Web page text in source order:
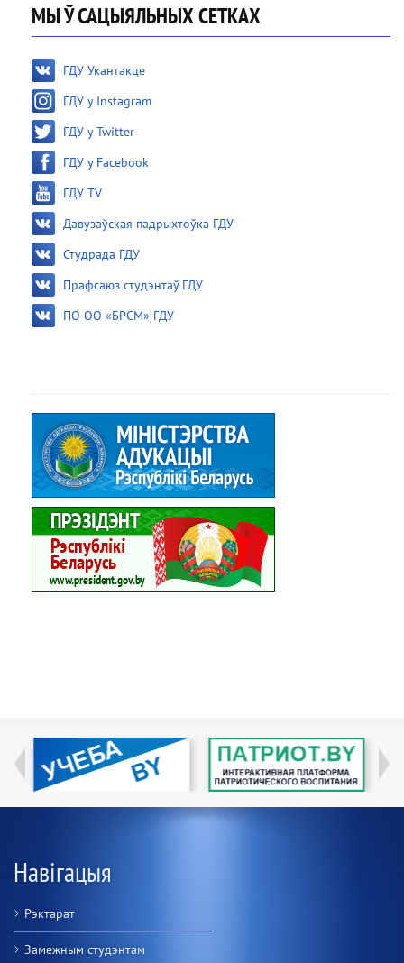
МЫ Ў САЦЫЯЛЬНЫХ СЕТКАХ
ГДУ Укантакце
ГДУ у Instagram
ГДУ у Twitter
ГДУ у Facebook
ГДУ TV
Давузаўская падрыхтоўка ГДУ
Студрада ГДУ
Прафсаюз студэнтаў ГДУ
ПО ОО «БРСМ» ГДУ
Навігацыя
Рэктарат
Замежным студэнтам